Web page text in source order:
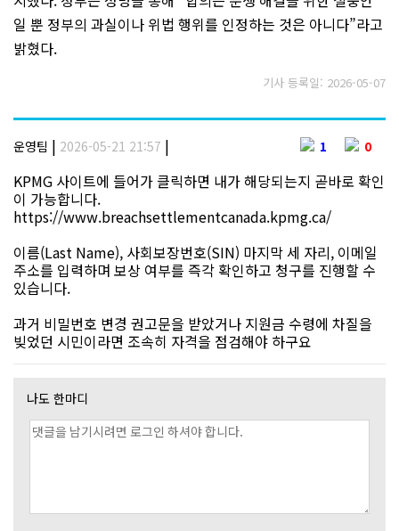
일 뿐 정부의 과실이나 위법 행위를 인정하는 것은 아니다”라고
밝혔다.
기사 등록일: 2026-05-07
운영팀 | 2026-05-21 21:57 | 1 0
KPMG 사이트에 들어가 클릭하면 내가 해당되는지 곧바로 확인
이 가능합니다.
https://www.breachsettlementcanada.kpmg.ca/
이름(Last Name), 사회보장번호(SIN) 마지막 세 자리, 이메일
주소를 입력하며 보상 여부를 즉각 확인하고 청구를 진행할 수
있습니다.
과거 비밀번호 변경 권고문을 받았거나 지원금 수령에 차질을
빚었던 시민이라면 조속히 자격을 점검해야 하구요
나도 한마디